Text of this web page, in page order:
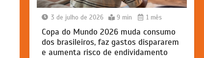
3 de julho de 2026 9 min 1 mês
Copa do Mundo 2026 muda consumo
dos brasileiros, faz gastos dispararem
e aumenta risco de endividamento